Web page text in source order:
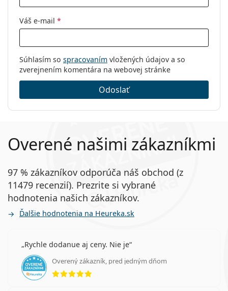
Váš e-mail *
Súhlasím so spracovaním vložených údajov a so
zverejnením komentára na webovej stránke
Odoslať
Overené našimi zákazníkmi
97 % zákazníkov odporúča náš obchod (z
11479 recenzií). Prezrite si vybrané
hodnotenia našich zákazníkov.
Ďalšie hodnotenia na Heureka.sk
Rychle dodanue aj ceny. Nie je
Overený zákazník, pred jedným dňom
hodnotenie 5 z 5